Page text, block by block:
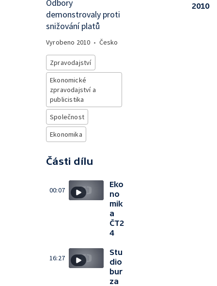
Odbory
demonstrovaly proti
snižování platů
Vyrobeno 2010 • Česko
Zpravodajství
Ekonomické
zpravodajství a
publicistika
Společnost
Ekonomika
Části dílu
00:07
Eko
no
mik
a
ČT2
4
16:27
Stu
dio
bur
za
2010